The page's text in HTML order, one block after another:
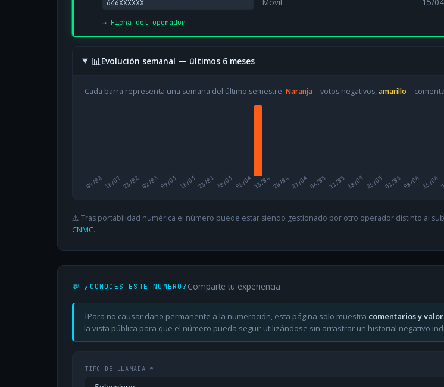
646XXXXXX
→ Ficha del operador
📊Evolución semanal — últimos 6 meses
Cada barra representa una semana del último semestre. Naranja= votos negativos, amarillo =
09/0216/0223/02 02/03 09/03 16/03 23/03 30/03 06/0413/04 20/0427/0404/05 11/0518/05 25/0501/0608/06 15/06
⚠️ Tras portabilidad numérica el número puede estar siendo gestionado por otro operador distinto al
CNMC.
💬 ¿CONOCES ESTE NÚMERO? Comparte tu experiencia
ℹ️ Para no causar daño permanente a la numeración, esta página solo muestra comentarios y
la vista pública para que el número pueda seguir utilizándose sin arrastrar un historial negativo
TIPO DE LLAMADA *